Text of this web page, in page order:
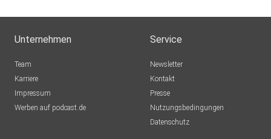
Unternehmen
Team
Karriere
Impressum
Werben auf podcast.de
Service
Newsletter
Kontakt
Presse
Nutzungsbedingungen
Datenschutz